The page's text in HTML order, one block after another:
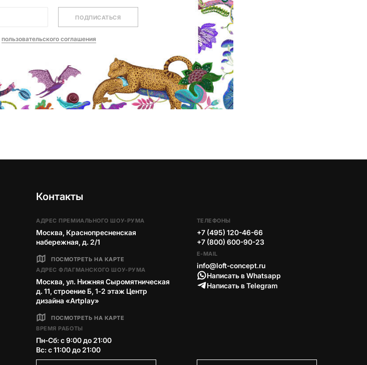
ПОДПИСАТЬСЯ
пользовательского соглашения
Контакты
АДРЕС ПРЕМИАЛЬНОГО ШОУ-РУМА
Москва, Краснопресненская
набережная, д. 2/1
ПОСМОТРЕТЬ НА КАРТЕ
АДРЕС ФЛАГМАНСКОГО ШОУ-РУМА
Москва, ул. Нижняя Сыромятническая
д. 11, строение Б, 1‑2 этаж Центр
дизайна «Artplay»
ПОСМОТРЕТЬ НА КАРТЕ
ВРЕМЯ РАБОТЫ
Пн-Сб: с 9:00 до 21:00
Вс: с 11:00 до 21:00
ТЕЛЕФОНЫ
+7 (495) 120-46-66
+7 (800) 600-90-23
E-MAIL
info@loft-concept.ru
Написать в Whatsapp
Написать в Telegram